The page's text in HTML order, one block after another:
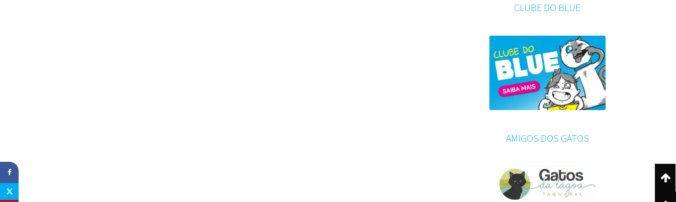
CLUBE DO BLUE
AMIGOS DOS GATOS